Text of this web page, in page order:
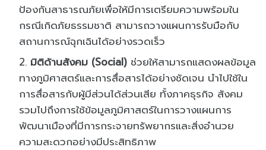
ป้องกันสาธารณภัยเพื่อให้มีการเตรียมความพร้อมใน
กรณีเกิดภัยธรรมชาติ สามารถวางแผนการรับมือกับ
สถานการณ์ฉุกเฉินได้อย่างรวดเร็ว
มิติด้านสังคม (Social) ช่วยให้สามารถแสดงผลข้อมูล
ทางภูมิศาสตร์และการสื่อสารได้อย่างชัดเจน นำไปใช้ใน
การสื่อสารกับผู้มีส่วนได้ส่วนเสีย ทั้งภาคธุรกิจ สังคม
รวมไปถึงการใช้ข้อมูลภูมิศาสตร์ในการวางแผนการ
พัฒนาเมืองที่มีการกระจายทรัพยากรและสิ่งอำนวย
ความสะดวกอย่างมีประสิทธิภาพ